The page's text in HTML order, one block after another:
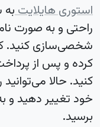
استوری هایلایت
راحتی و به صورت
شخصی‌سازی کنید.
کرده و پس از
کنید. حالا
خود تغییر دهید و
برسید.